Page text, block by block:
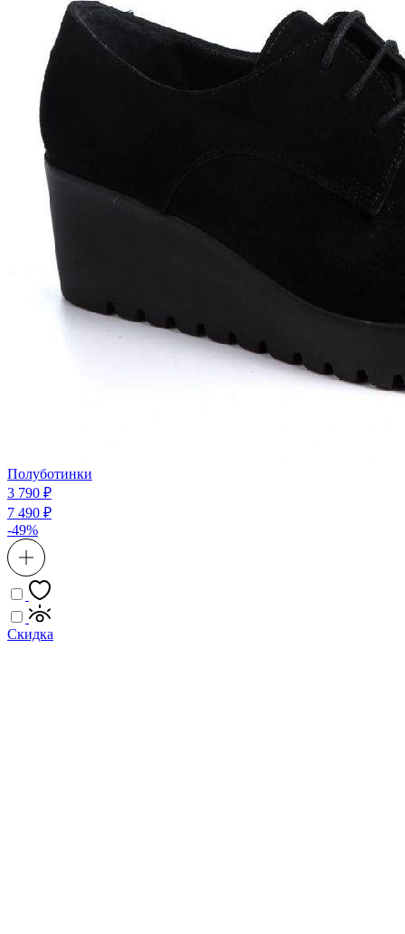
Полуботинки
3 790 ₽
7 490 ₽
-49%
Скидка